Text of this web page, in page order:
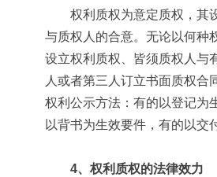
权利质权为意定质权，其
与质权人的合意。无论以何种
设立权利质权、皆须质权人与
人或者第三人订立书面质权合
权利公示方法：有的以登记为
以背书为生效要件，有的以交
4、权利质权的法律效力